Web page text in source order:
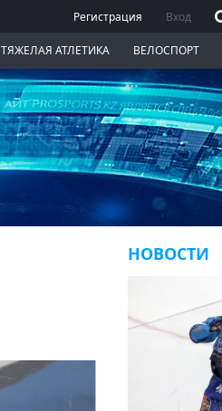
Регистрация Вход
ТЯЖЕЛАЯ АТЛЕТИКА ВЕЛОСПОРТ
НОВОСТИ